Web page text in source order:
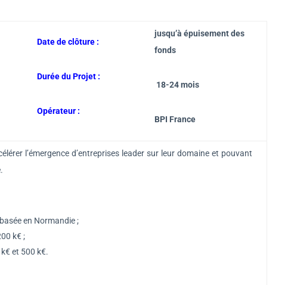
Date de clôture :
Durée du Projet :
Opérateur :
jusqu’à épuisement des
fonds
18-24 mois
BPI France
l’émergence d’entreprises leader sur leur domaine et pouvant
en Normandie ;
k€ ;
et 500 k€.